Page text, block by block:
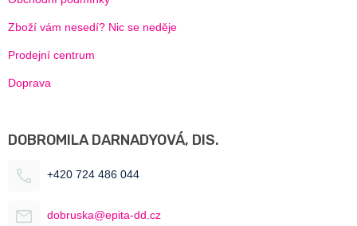
Zboží vám nesedí? Nic se neděje
Prodejní centrum
Doprava
DOBROMILA DARNADYOVÁ, DIS.
+420 724 486 044
dobruska@epita-dd.cz